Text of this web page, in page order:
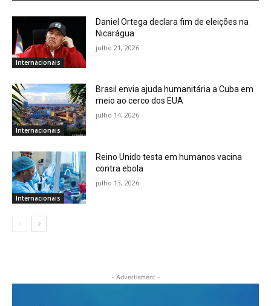
Internacionais
Daniel Ortega declara fim de eleições na
Nicarágua
julho 21, 2026
Internacionais
Brasil envia ajuda humanitária a Cuba em
meio ao cerco dos EUA
julho 14, 2026
Internacionais
Reino Unido testa em humanos vacina
contra ebola
julho 13, 2026
- Advertisment -